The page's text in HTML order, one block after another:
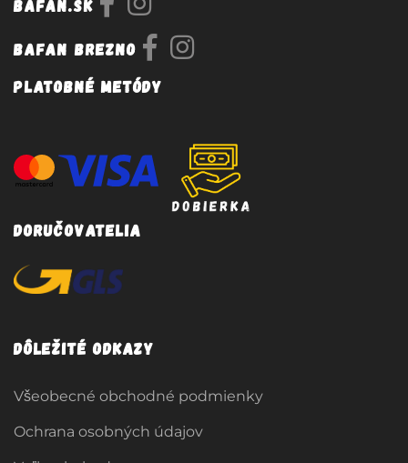
Bafan.sk
Bafan Brezno
Platobné metódy
Doručovatelia
Dôležité odkazy
Všeobecné obchodné podmienky
Ochrana osobných údajov